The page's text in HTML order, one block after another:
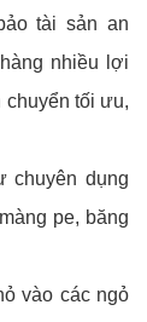
tài sản an
nhiều lợi
tối ưu,
chuyên dụng
pe, băng
vào các ngỏ